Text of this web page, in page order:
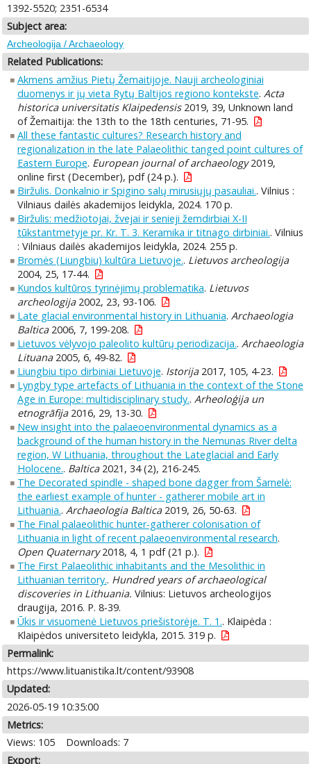
1392-5520; 2351-6534
Subject area:
Archeologija / Archaeology
Related Publications:
Akmens amžius Pietų Žemaitijoje. Nauji archeologiniai
duomenys ir jų vieta Rytų Baltijos regiono kontekste. Acta
historica universitatis Klaipedensis2019, 39, Unknown land
of Žemaitija: the 13th to the 18th centuries, 71-95.
All these fantastic cultures? Research history and
regionalization in the late Palaeolithic tanged point cultures of
Eastern Europe. European journal of archaeology2019,
online first (December), pdf (24 p.).
Biržulis. Donkalnio ir Spigino salų mirusiųjų pasauliai.. Vilnius :
Vilniaus dailės akademijos leidykla, 2024. 170 p.
Biržulis: medžiotojai, žvejai ir senieji žemdirbiai X-II
tūkstantmetyje pr. Kr. T. 3. Keramika ir titnago dirbiniai.. Vilnius
: Vilniaus dailės akademijos leidykla, 2024. 255 p.
Bromės (Liungbiu) kultūra Lietuvoje.. Lietuvos archeologija
2004, 25, 17-44.
Kundos kultūros tyrinėjimų problematika. Lietuvos
archeologija2002, 23, 93-106.
Late glacial environmental history in Lithuania. Archaeologia
Baltica2006, 7, 199-208.
Lietuvos vėlyvojo paleolito kultūrų periodizacija.. Archaeologia
Lituana2005, 6, 49-82.
Liungbiu tipo dirbiniai Lietuvoje. Istorija2017, 105, 4-23.
Lyngby type artefacts of Lithuania in the context of the Stone
Age in Europe: multidisciplinary study.. Arheoloģija un
etnogrāfija2016, 29, 13-30.
New insight into the palaeoenvironmental dynamics as a
background of the human history in the Nemunas River delta
region, W Lithuania, throughout the Lateglacial and Early
Holocene.. Baltica2021, 34 (2), 216-245.
The Decorated spindle - shaped bone dagger from Šarnelė:
the earliest example of hunter - gatherer mobile art in
Lithuania.. Archaeologia Baltica2019, 26, 50-63.
The Final palaeolithic hunter-gatherer colonisation of
Lithuania in light of recent palaeoenvironmental research.
Open Quaternary2018, 4, 1 pdf (21 p.).
The First Palaeolithic inhabitants and the Mesolithic in
Lithuanian territory.. Hundred years of archaeological
discoveries in Lithuania. Vilnius: Lietuvos archeologijos
draugija, 2016. P. 8-39.
Ūkis ir visuomenė Lietuvos priešistorėje. T. 1.. Klaipėda :
Klaipėdos universiteto leidykla, 2015. 319 p.
Permalink:
https://www.lituanistika.lt/content/93908
Updated:
2026-05-19 10:35:00
Metrics:
Views: 105
Downloads: 7
Export: